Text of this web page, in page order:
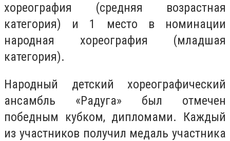
хореография (средняя возрастная
категория) и 1 место в номинации
народная хореография (младшая
категория).
Народный детский хореографический
ансамбль «Радуга» был отмечен
победным кубком, дипломами. Каждый
из участников получил медаль участника